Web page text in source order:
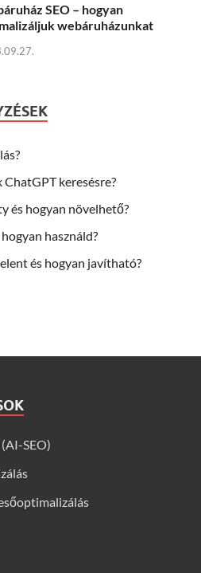
SEO – hogyan
webáruházunkat
keresésre?
és hogyan növelhető?
használd?
és hogyan javítható?
SEO)